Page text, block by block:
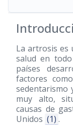
La artrosis es
salud en
países
factores
sedentarismo
muy alto,
causas de
Unidos (1) .